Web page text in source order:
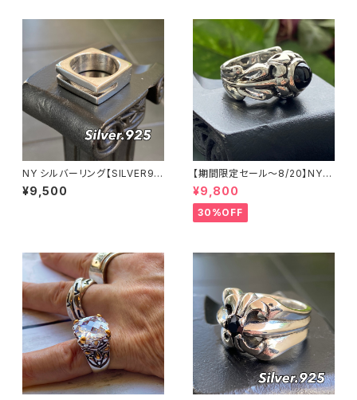
NY シルバーリング【SILVER92
5】スクエア 指輪 メンズリング
¥9,500
【期間限定セール～8/20】NYシ
ルバーリング 特大メンズリング
SILVER925 フェザーリング ナ
バホ族 インディアンジュエリー
太め 指輪 ホピ
¥9,800
30%OFF